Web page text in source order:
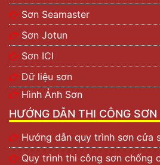
Sơn Seamaster
Sơn Jotun
Sơn ICI
Dữ liệu sơn
Hình Ảnh Sơn
HƯỚNG DẪN THI CÔNG SƠN
Hướng dẫn quy trình sơn cửa
Quy trình thi công sơn chống